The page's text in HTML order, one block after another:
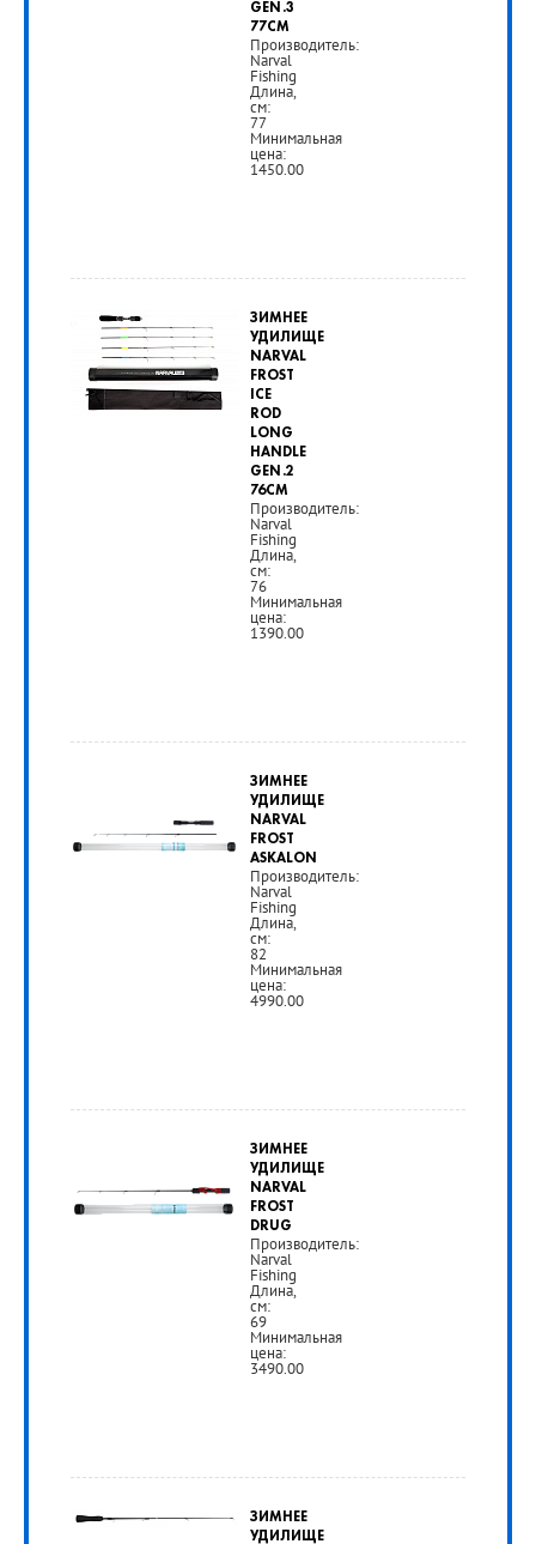
РУБ
GEN.3
77CM
Производитель:
Narval
Fishing
Длина,
см:
77
Минимальная
цена:
1450.00
1
450
руб.
РУБ
ЗИМНЕЕ
УДИЛИЩЕ
NARVAL
FROST
ICE
ROD
LONG
HANDLE
GEN.2
76CM
Производитель:
Narval
Fishing
Длина,
см:
76
Минимальная
цена:
1390.00
1
390
руб.
РУБ
ЗИМНЕЕ
УДИЛИЩЕ
NARVAL
FROST
ASKALON
Производитель:
Narval
Fishing
Длина,
см:
82
Минимальная
цена:
4990.00
4
990
руб.
РУБ
ЗИМНЕЕ
УДИЛИЩЕ
NARVAL
FROST
DRUG
Производитель:
Narval
Fishing
Длина,
см:
69
Минимальная
цена:
3490.00
3
490
ЗИМНЕЕ
УДИЛИЩЕ